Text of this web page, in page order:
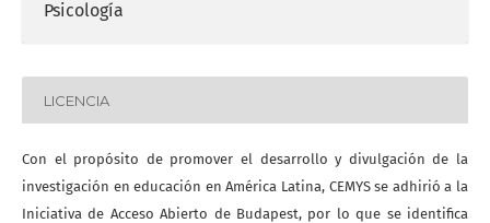
Psicología
LICENCIA
Con el propósito de promover el desarrollo y divulgación de la
investigación en educación en América Latina, CEMYS se adhirió a la
Iniciativa de Acceso Abierto de Budapest, por lo que se identifica